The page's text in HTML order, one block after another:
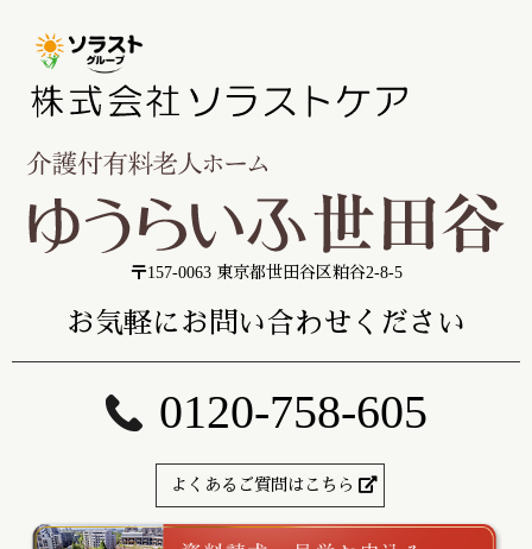
〒157-0063 東京都世田谷区粕谷2-8-5
お気軽にお問い合わせください
0120-758-605
よくあるご質問はこちら